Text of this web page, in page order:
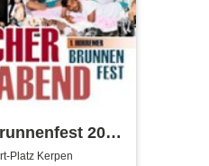
2026
Druckluft,
Platz Kerpen